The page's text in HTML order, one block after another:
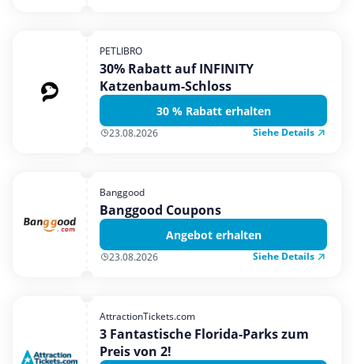
PETLIBRO
30% Rabatt auf INFINITY
Katzenbaum-Schloss
30 % Rabatt erhalten
23.08.2026 Siehe Details
Banggood
Banggood Coupons
Angebot erhalten
23.08.2026 Siehe Details
AttractionTickets.com
3 Fantastische Florida-Parks zum
Preis von 2!